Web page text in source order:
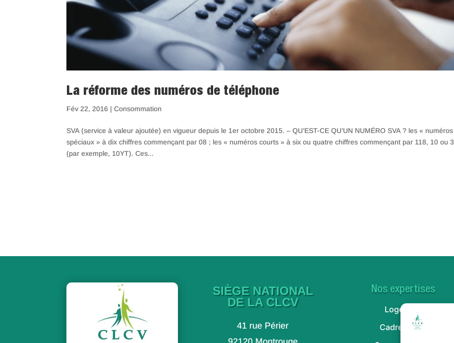
La réforme des numéros de téléphone
Fév 22, 2016 |Consommation
SVA (service à valeur ajoutée) en vigueur depuis le 1er octobre 2015. – QU’EST-CE QU’UN NUMÉRO SVA ? les « numéros
spéciaux » à dix chiffres commençant par 08 ; les « numéros courts » à six ou quatre chiffres commençant par 118, 10 ou 3
(par exemple, 10YT). Ces...
SIÈGE NATIONAL
DE LA CLCV
41 rue Périer
Nos expertises
Logement
Cadre de vie